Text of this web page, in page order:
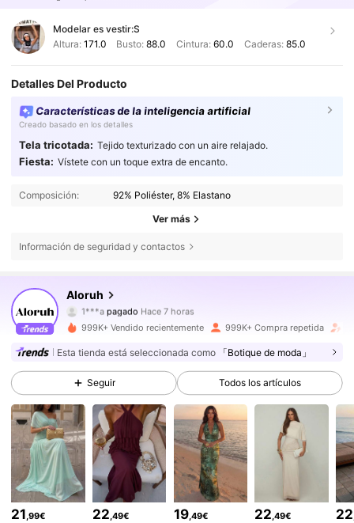
Modelar es vestir:S
Altura: 171.0 Busto:88.0 Cintura: 60.0 Caderas: 85.0
Detalles Del Producto
Características de la inteligencia artificial
Creado basado en los detalles
Tela tricotada: Tejido texturizado con un aire relajado.
Fiesta: Vístete con un toque extra de encanto.
Composición: 92% Poliéster, 8% Elastano
Ver más
Información de seguridad y contactos
Aloruh
4,77
2.6M Seguidores
1***apagado Hace 7 horas
4,77 2.6M Seguidores
4,77 2.6M Seguidores
4,77 2.6M Seguidores
4,77 2.6M Seguidores
999K+ Vendido recientemente 999K+ Compra repetida
Esta tienda está seleccionada como 「Botique de moda」
Seguir Todos los artículos
21 ,99€ 22 ,49€ 19,49€ 22 ,49€ 22